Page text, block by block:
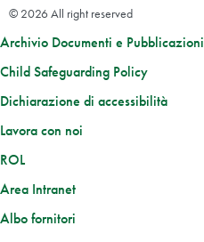
© 2026 All right reserved
Archivio Documenti e Pubblicazioni
Child Safeguarding Policy
Dichiarazione di accessibilità
Lavora con noi
ROL
Area Intranet
Albo fornitori